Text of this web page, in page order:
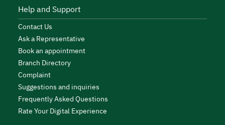
Help and Support
Contact Us
Ask a Representative
Book an appointment
Branch Directory
Complaint
Suggestions and inquiries
Frequently Asked Questions
Rate Your Digital Experience